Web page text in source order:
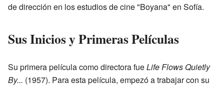
de dirección en los estudios de cine "Boyana" en Sofía.
Sus Inicios y Primeras Películas
Su primera película como directora fueLife Flows Quietly
By... (1957). Para esta película, empezó a trabajar con su